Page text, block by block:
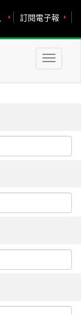
訂閱電子報
Toggle